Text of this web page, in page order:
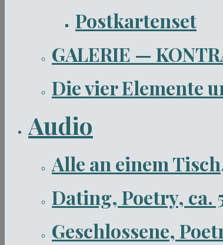
Postkartenset
GALERIE —
Die vier Elemente
Audio
Alle an einem
Dating, Poetry, ca.
Geschlossene,